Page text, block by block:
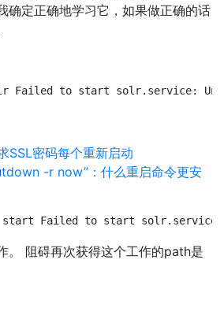
确定正确地学习它，如果做正确的话
Failed to start solr.service:
SSL密码每个重新启动
-r now”：什么重启命令更安
start Failed to start
。 阻碍再次获得这个工作的path是